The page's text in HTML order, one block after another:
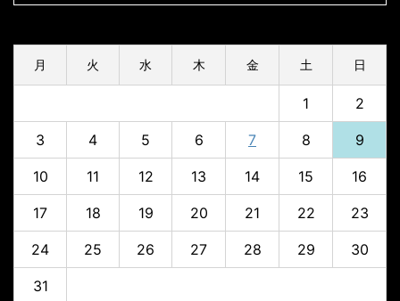
月 火 水 木 金 土 日
1 2
3 4 5 6 7 8 9
10 11 12 13 14 15 16
17 18 19 20 21 22 23
24 25 26 27 28 29 30
31